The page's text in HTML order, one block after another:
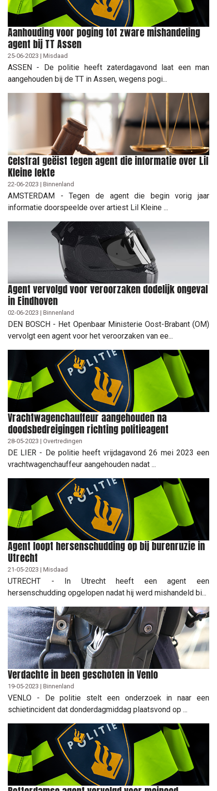
Aanhouding voor poging tot zware mishandeling
agent bij TT Assen
25-06-2023 | Misdaad
ASSEN - De politie heeft zaterdagavond laat een man
aangehouden bij de TT in Assen, wegens pogi...
Celstraf geëist tegen agent die informatie over Lil
Kleine lekte
22-06-2023 | Binnenland
AMSTERDAM - Tegen de agent die begin vorig jaar
informatie doorspeelde over artiest Lil Kleine ...
Agent vervolgd voor veroorzaken dodelijk ongeval
in Eindhoven
02-06-2023 | Binnenland
DEN BOSCH - Het Openbaar Ministerie Oost-Brabant (OM)
vervolgt een agent voor het veroorzaken van ee...
Vrachtwagenchauffeur aangehouden na
doodsbedreigingen richting politieagent
28-05-2023 | Overtredingen
DE LIER - De politie heeft vrijdagavond 26 mei 2023 een
vrachtwagenchauffeur aangehouden nadat ...
Agent loopt hersenschudding op bij burenruzie in
Utrecht
21-05-2023 | Misdaad
UTRECHT - In Utrecht heeft een agent een
hersenschudding opgelopen nadat hij werd mishandeld bi...
Verdachte in been geschoten in Venlo
19-05-2023 | Binnenland
VENLO - De politie stelt een onderzoek in naar een
schietincident dat donderdagmiddag plaatsvond op ...